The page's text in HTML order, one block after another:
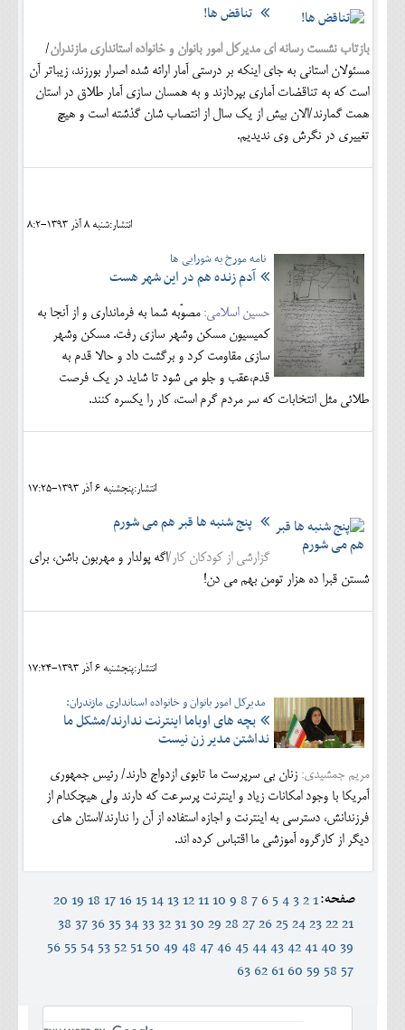
تناقض ها!
بازتاب نشست رسانه ای مدیرکل امور بانوان و خانواده استانداری مازندران/
مسئولان استانی به جای اینکه بر درستی آمار ارائه شده اصرار بورزند، زیباتر آن
است که به تناقضات آماری بپردازند و به همسان سازی آمار طلاق در استان
همت گمارند/الان بیش از یک سال از انتصاب شان گذشته است و هیچ
تغییری در نگرش وی ندیدیم.
انتشار:شنبه 8 آذر 1393-8:2
نامه مورخ به شورایی ها
آدم زنده هم در این شهر هست
حسین اسلامی: مصوّبه شما به فرمانداری و از آنجا به
کمیسیون مسکن وشهر سازی رفت. مسکن وشهر
سازی مقاومت کرد و برگشت داد و حالا قدم به
قدم،عقب و جلو می شود تا شاید در یک فرصت
طلائی مثل انتخابات که سر مردم گرم است، کار را یکسره کنند.
انتشار:پنجشنبه 6 آذر 1393-17:25
پنج شنبه ها قبر هم می شورم
گزارشی از کودکان کار/اگه پولدار و مهربون باشن، برای
شستن قبرا ده هزار تومن بهم می دن!
انتشار:پنجشنبه 6 آذر 1393-17:24
مدیرکل امور بانوان و خانواده استانداری مازندران:
بچه های اوباما اینترنت ندارند/مشکل ما
نداشتن مدیر زن نیست
مریم جمشیدی: زنان بی سرپرست ما تابوی ازدواج دارند/ رئیس جمهوری
آمریکا با وجود امکانات زیاد و اینترنت پرسرعت که دارند ولی هیچکدام از
فرزندانش، دسترسی به اینترنت و اجازه استفاده از آن را ندارند/استان های
دیگر از کارگروه آموزشی ما اقتباس کرده اند.
صفحه:1
2
3
4
5
6
7
8
9
10
11
12
13
14
15
16
17
18
19
20
21
22
23
24
25
26
27
28
29
30
31
32
33
34
35
36
37
38
39
40
41
42
43
44
45
46
47
48
49
50
51
52
53
54
55
56
57
58
59
60
61
62
63